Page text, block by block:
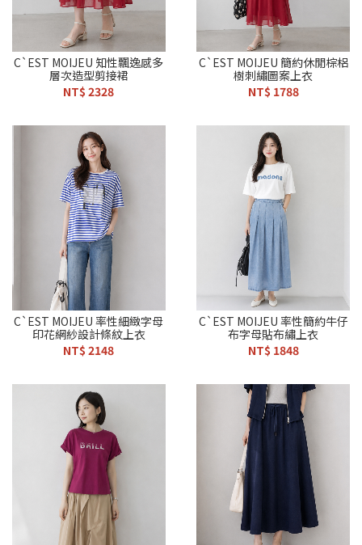
C`EST MOIJEU 知性飄逸感多
層次造型剪接裙
NT$ 2328
C`EST MOIJEU 簡約休閒棕梠
樹刺繡圖案上衣
NT$ 1788
C`EST MOIJEU 率性細緻字母
印花網紗設計條紋上衣
NT$ 2148
C`EST MOIJEU 率性簡約牛仔
布字母貼布繡上衣
NT$ 1848